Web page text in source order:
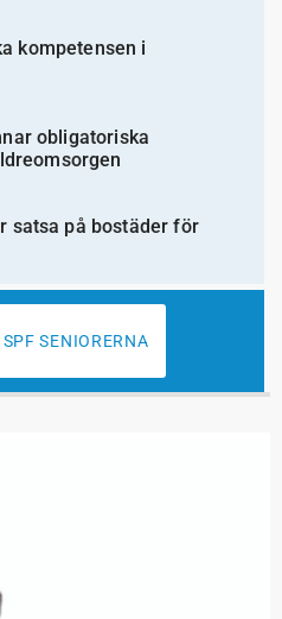
kompetensen i
obligatoriska
satsa på bostäder för
SENIORERNA